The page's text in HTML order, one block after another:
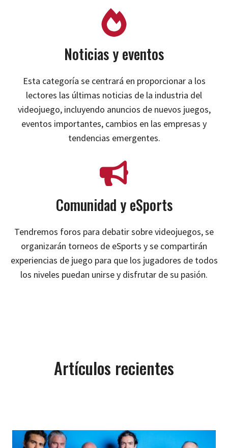
Noticias y eventos
Esta categoría se centrará en proporcionar a los
lectores las últimas noticias de la industria del
videojuego, incluyendo anuncios de nuevos juegos,
eventos importantes, cambios en las empresas y
tendencias emergentes.
Comunidad y eSports
Tendremos foros para debatir sobre videojuegos, se
organizarán torneos de eSports y se compartirán
experiencias de juego para que los jugadores de todos
los niveles puedan unirse y disfrutar de su pasión.
Artículos recientes